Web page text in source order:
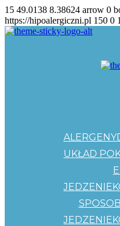
15 49.0138 8.38624 arrow 0
https://hipoalergiczni.pl 150 0 1
ALERGENY
UKŁAD
JEDZENIE
JEDZENIE